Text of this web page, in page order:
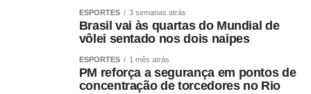
ESPORTES 3 semanas atrás
Brasil vai às quartas do Mundial de
vôlei sentado nos dois naipes
ESPORTES 1 mês atrás
PM reforça a segurança em pontos de
concentração de torcedores no Rio